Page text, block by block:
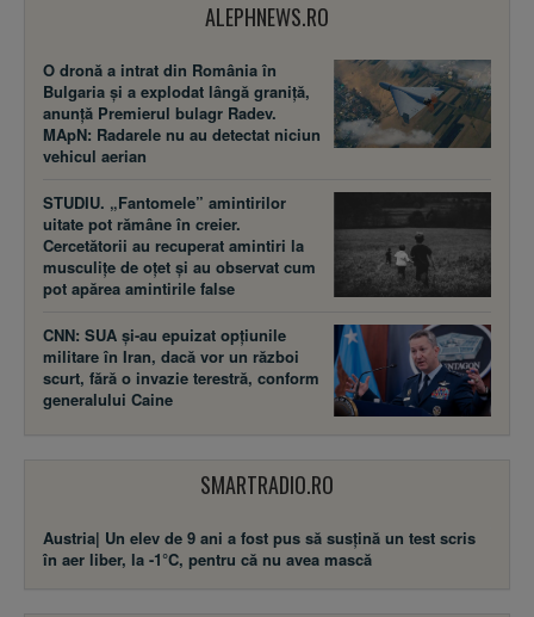
ALEPHNEWS.RO
O dronă a intrat din România în
Bulgaria și a explodat lângă graniță,
anunță Premierul bulagr Radev.
MApN: Radarele nu au detectat niciun
vehicul aerian
STUDIU. „Fantomele” amintirilor
uitate pot rămâne în creier.
Cercetătorii au recuperat amintiri la
musculițe de oțet și au observat cum
pot apărea amintirile false
CNN: SUA şi-au epuizat opțiunile
militare în Iran, dacă vor un război
scurt, fără o invazie terestră, conform
generalului Caine
SMARTRADIO.RO
Austria| Un elev de 9 ani a fost pus să susţină un test scris
în aer liber, la -1°C, pentru că nu avea mască